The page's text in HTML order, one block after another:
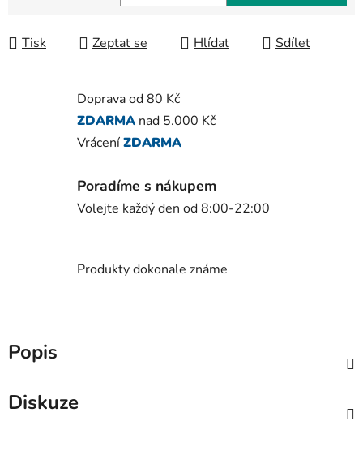
Tisk Zeptat se Hlídat Sdílet
Doprava od 80 Kč
ZDARMA nad 5.000 Kč
VráceníZDARMA
Poradíme s nákupem
Volejte každý den od 8:00-22:00
Produkty dokonale známe
Popis
Diskuze